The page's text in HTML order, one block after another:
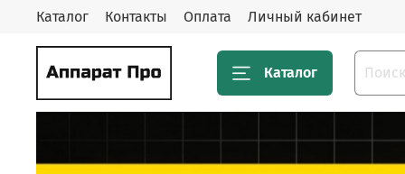
Каталог Контакты Оплата Личный кабинет
Каталог